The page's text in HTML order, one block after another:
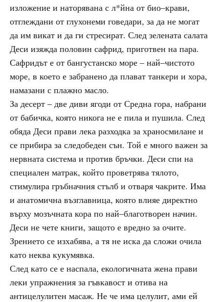
изложение и наторявана с л*йна от био–крави,
отглеждани от глухонеми говедари, за да не могат
да им викат и да ги стресират. След зелената салата
Деси изяжда половин сафрид, приготвен на пара.
Сафридът е от бангустанско море – най–чистото
море, в което е забранено да плават танкери и хора,
намазани с плажно масло.
За десерт – две диви ягоди от Средна гора, набрани
от бабичка, която никога не е пила и пушила. След
обяда Деси прави лека разходка за храносмилане и
се прибира за следобеден сън. Той е много важен за
нервната система и против бръчки. Деси спи на
специален матрак, който проветрява тялото,
стимулира гръбначния стълб и отваря чакрите. Има
и анатомична възглавница, която влияе директно
върху мозъчната кора по най–благотворен начин.
Деси не чете книги, защото е вредно за очите.
Зрението се изхабява, а тя не иска да сложи очила
като неква кукумявка.
След като се е наспала, екологичната жена прави
леки упражнения за гъвкавост и отива на
антицелулитен масаж. Не че има целулит, ами ей